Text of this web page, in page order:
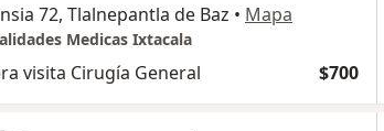
72, Tlalnepantla de Baz • Mapa
Medicas Ixtacala
visita Cirugía General $700